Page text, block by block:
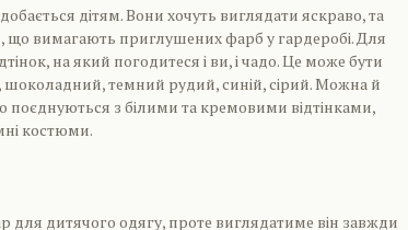
дітям. Вони хочуть виглядати яскраво, та
що вимагають приглушених фарб у гардеробі. Для
на який погодитеся і ви, і чадо. Це може бути
темний рудий, синій, сірий. Можна й
поєднуються з білими та кремовими відтінками,
костюми.
для дитячого одягу, проте виглядатиме він завжди